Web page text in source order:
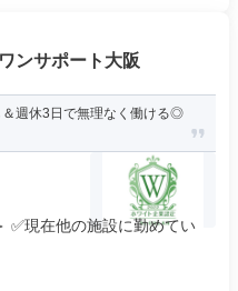
ンサポート大阪
週休3日で無理なく働ける◎
✅現在他の施設に勤めてい